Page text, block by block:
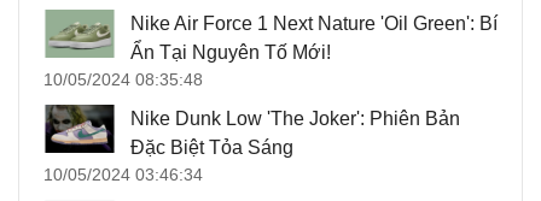
Nike Air Force 1 Next Nature 'Oil Green': Bí
Ẩn Tại Nguyên Tố Mới!
10/05/2024 08:35:48
Nike Dunk Low 'The Joker': Phiên Bản
Đặc Biệt Tỏa Sáng
10/05/2024 03:46:34